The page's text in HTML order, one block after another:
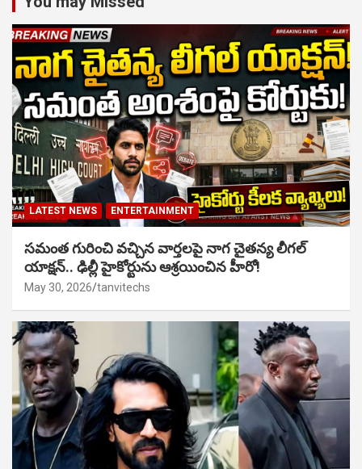
LATEST NEWS ENTERTAINMENT
సమంత గురించి వచ్చిన వార్తలపై నాగ చైతన్య లీగల్
యాక్షన్.. ఢిల్లీ హైకోర్టును ఆశ్రయించిన హీరో!
May 30, 2026 tanvitechs